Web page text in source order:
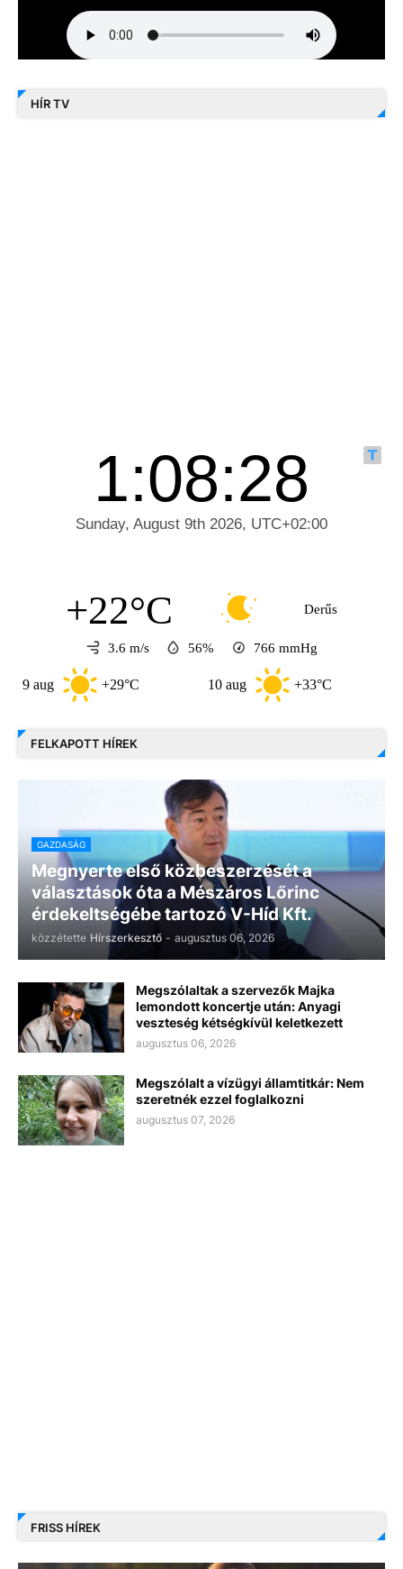
HÍR TV
+22°C Derűs
3.6 m/s 56% 766 mmHg
+29°C 10 aug +33°C
FELKAPOTT HÍREK
GAZDASÁG
Megnyerte első közbeszerzését a
választások óta a Mészáros Lőrinc
érdekeltségébe tartozó V-Híd Kft.
közzétette Hírszerkesztő - augusztus 06, 2026
Megszólaltak a szervezők Majka
lemondott koncertje után: Anyagi
veszteség kétségkívül keletkezett
augusztus 06, 2026
Megszólalt a vízügyi államtitkár: Nem
szeretnék ezzel foglalkozni
augusztus 07, 2026
FRISS HÍREK